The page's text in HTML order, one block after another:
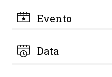
Evento
Data